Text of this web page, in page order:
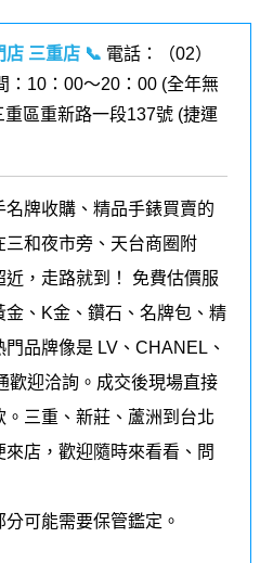
店 三重店 📞 電話：（02）
：10：00～20：00 (全年無
區重新路一段137號 (捷運
牌收購、精品手錶買賣的
和夜市旁、天台商圈附
，走路就到！ 免費估價服
、K金、鑽石、名牌包、精
品牌像是 LV、CHANEL、
歡迎洽詢。成交後現場直接
三重、新莊、蘆洲到台北
店，歡迎隨時來看看、問
可能需要保管鑑定。